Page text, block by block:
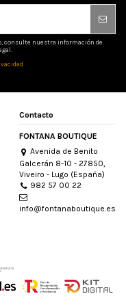
consulte nuestra información de
Contacto
FONTANA BOUTIQUE
Avenida de Benito
Galcerán 8-10 - 27850,
Viveiro - Lugo (España)
982 57 00 22
info@fontanaboutique.es